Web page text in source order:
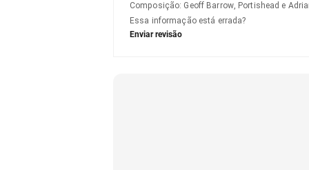
Composição: Geoff Barrow, Portishead e
Essa informação está errada?
Enviar revisão